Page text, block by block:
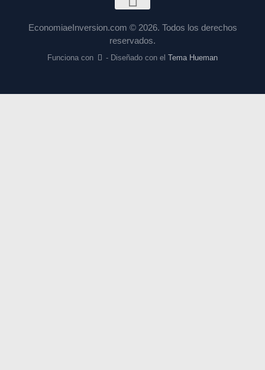
EconomiaeInversion.com © 2026. Todos los derechos
reservados.
Funciona con - Diseñado con elTema Hueman